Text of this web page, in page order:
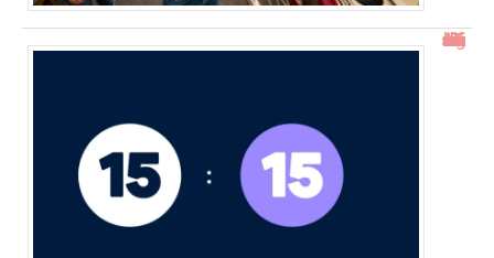
15h15 signification : découverte de l’heure miroir